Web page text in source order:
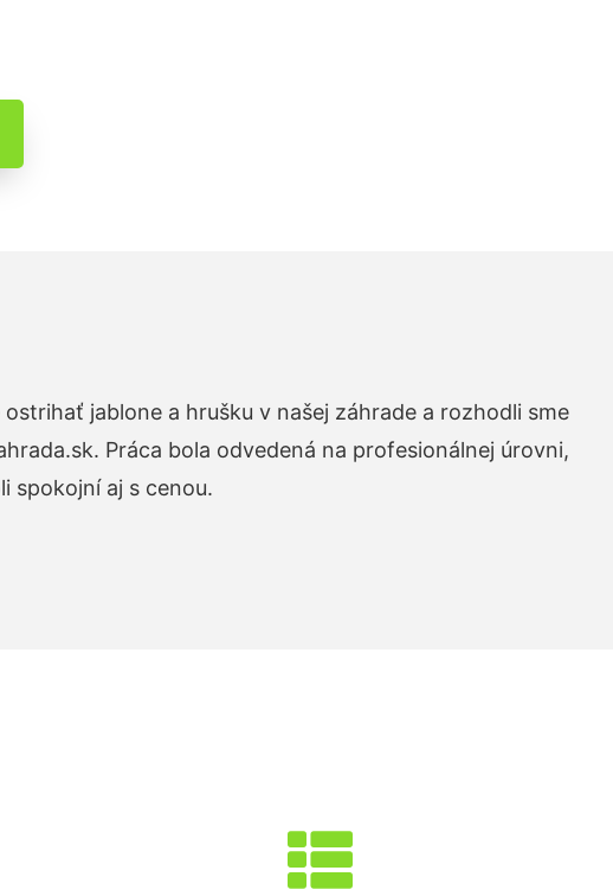
jablone a hrušku v našej záhrade a rozhodli sme
Práca bola odvedená na profesionálnej úrovni,
spokojní aj s cenou.